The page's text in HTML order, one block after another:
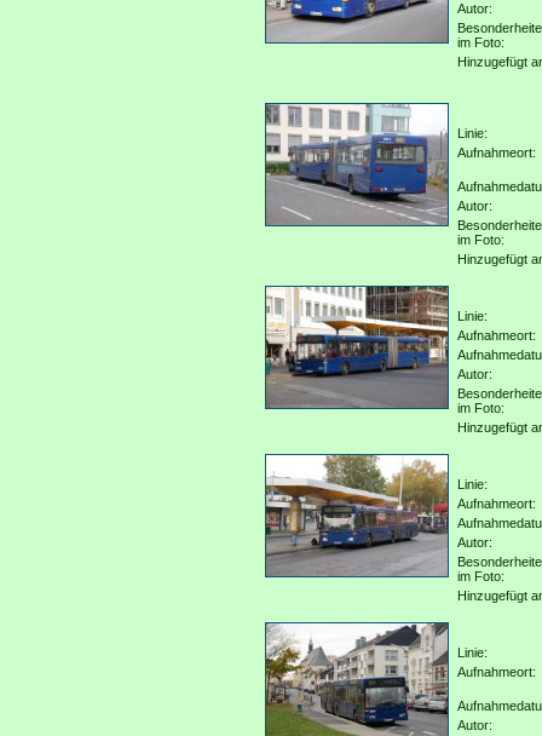
Autor:
im Foto:
Hinzugefügt
Linie:
Aufnahmeort:
Autor:
im Foto:
Hinzugefügt
Linie:
Aufnahmeort:
Autor:
im Foto:
Hinzugefügt
Linie:
Aufnahmeort:
Autor:
im Foto:
Hinzugefügt
Linie:
Aufnahmeort:
Autor: